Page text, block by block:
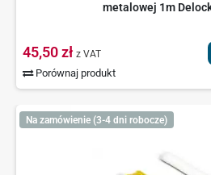
metalowej 1m
45,50 zł z VAT
Porównaj produkt
Na zamówienie (3-4 dni robocze)